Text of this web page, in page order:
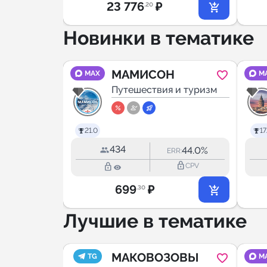
23 776.20 ₽
Новинки в тематике
MAX
21.0
МАМИСОН
Путешествия и туризм
434 ERR:44.0%
lock_outline lock_outlineCPV
699.30 ₽
Лучшие в тематике
TG МАКОВОЗОВЫ